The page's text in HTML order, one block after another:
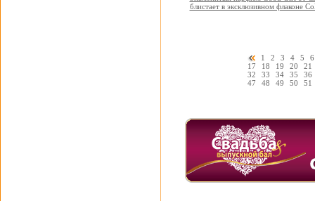
блистает в эксклюзивном флаконе
1 2 3 4 5
6
17
18 19 20
21
32
33 34 35
36
47
48 49 50 51